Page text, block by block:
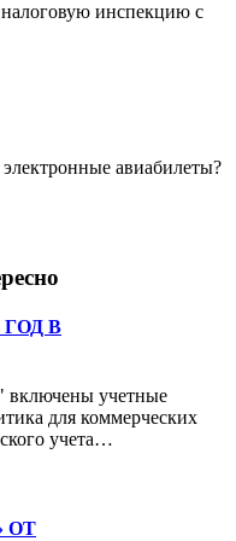
инспекцию с
авиабилеты?
В
включены учетные
для коммерческих
учета…
ОТ